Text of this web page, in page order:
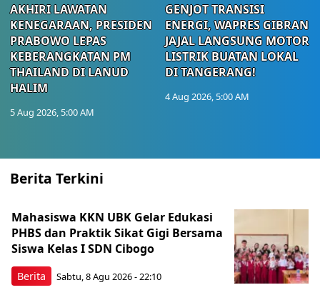
AKHIRI LAWATAN
KENEGARAAN, PRESIDEN
PRABOWO LEPAS
KEBERANGKATAN PM
THAILAND DI LANUD
HALIM
5 Aug 2026, 5:00 AM
GENJOT TRANSISI
ENERGI, WAPRES GIBRAN
JAJAL LANGSUNG MOTOR
LISTRIK BUATAN LOKAL
DI TANGERANG!
4 Aug 2026, 5:00 AM
Berita Terkini
Berita
Mahasiswa KKN UBK Gelar Edukasi
PHBS dan Praktik Sikat Gigi Bersama
Siswa Kelas I SDN Cibogo
Sabtu, 8 Agu 2026 - 22:10